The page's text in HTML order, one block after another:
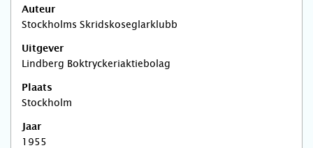
Auteur
Stockholms Skridskoseglarklubb
Uitgever
Lindberg Boktryckeriaktiebolag
Plaats
Stockholm
Jaar
1955